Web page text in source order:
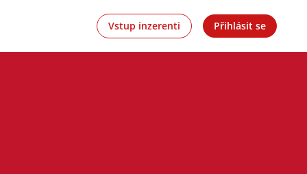
Vstup inzerenti Přihlásit se